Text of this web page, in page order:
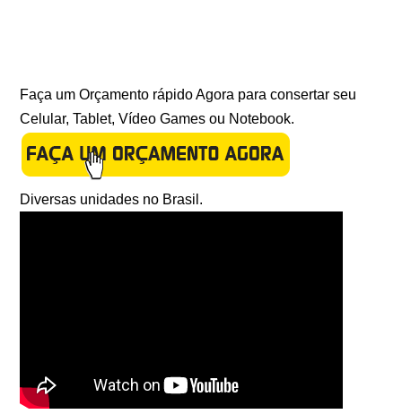
Faça um Orçamento rápido Agora para consertar seu
Celular, Tablet, Vídeo Games ou Notebook.
Diversas unidades no Brasil.